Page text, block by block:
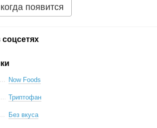
появится
Now Foods
Триптофан
Без вкуса